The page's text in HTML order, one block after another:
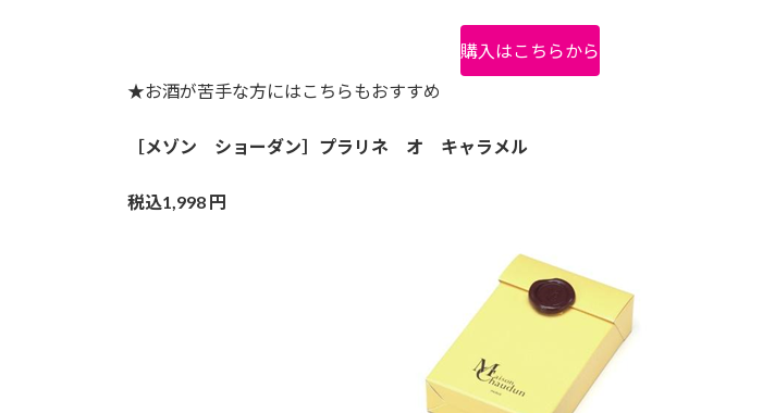
購入はこちらから
★お酒が苦手な方にはこちらもおすすめ
［メゾン ショーダン］プラリネ オ キャラメル
税込1,998 円